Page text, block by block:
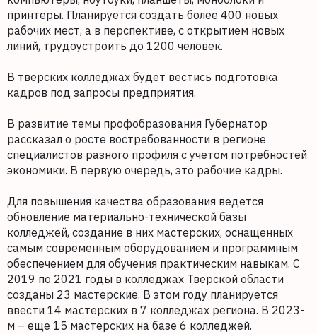
принтеры. Планируется создать более 400 новых
рабочих мест, а в перспективе, с открытием новых
линий, трудоустроить до 1200 человек.
В тверских колледжах будет вестись подготовка
кадров под запросы предприятия.
В развитие темы профобразования Губернатор
рассказал о росте востребованности в регионе
специалистов разного профиля с учетом потребностей
экономики. В первую очередь, это рабочие кадры.
Для повышения качества образования ведется
обновление материально-технической базы
колледжей, создание в них мастерских, оснащенных
самым современным оборудованием и программным
обеспечением для обучения практическим навыкам. С
2019 по 2021 годы в колледжах Тверской области
созданы 23 мастерские. В этом году планируется
ввести 14 мастерских в 7 колледжах региона. В 2023-
м – еще 15 мастерских на базе 6 колледжей.